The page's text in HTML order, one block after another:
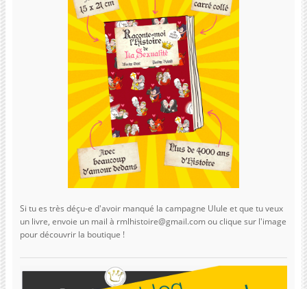
Si tu es très déçu-e d'avoir manqué la campagne Ulule et que tu veux
un livre, envoie un mail à rmlhistoire@gmail.com ou clique sur l'image
pour découvrir la boutique !